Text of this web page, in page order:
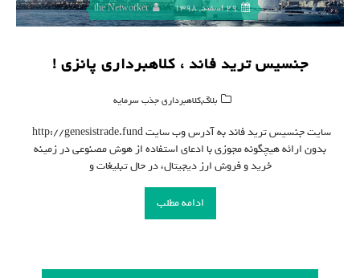
29 اسفند, 1398 the Networker
جنسیس ترید فاند ، کلاهبرداری پانزی !
بلاگ,کلاهبرداری جذب سرمایه
بدون ارائه هیچگونه مجوزی با ادعای استفاده از هوش مصنوعی در زمینه
خرید و فروش ارز دیجیتال، در حال تبلیغات و
ادامه مطلب